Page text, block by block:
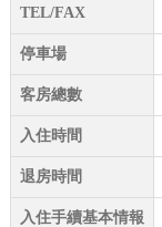
TEL/FAX
停車場
客房總數
入住時間
退房時間
入住手續基本情報